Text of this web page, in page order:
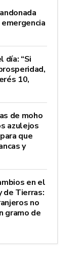
día: “Si
10,
de moho
azulejos
que
y
en el
de Tierras:
no
gramo de